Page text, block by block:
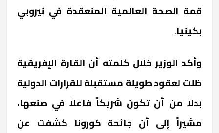
قمة الصحة العالمية المنعقدة في نيروبي
بكينيا.
وأكد الوزير خلال كلمته أن القارة الإفريقية
ظلت لعقود طويلة مستقبلة للقرارات الدولية
بدلاً من أن تكون شريكاً فاعلاً في صنعها،
مشيراً إلى أن جائحة كورونا كشفت عن